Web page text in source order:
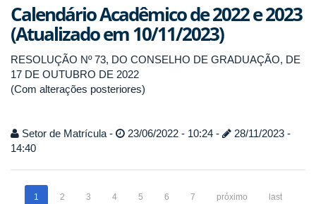
Calendário Acadêmico de 2022 e 2023
(Atualizado em 10/11/2023)
RESOLUÇÃO Nº 73, DO CONSELHO DE GRADUAÇÃO, DE
17 DE OUTUBRO DE 2022
(Com alterações posteriores)
Setor de Matrícula - 23/06/2022 - 10:24 -
28/11/2023 -
14:40
1 2 3 4 5 6 7 próximo last